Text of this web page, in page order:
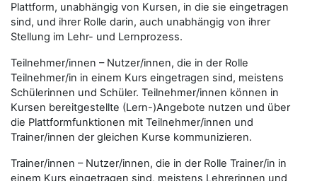
Plattform, unabhängig von Kursen, in die sie eingetragen
sind, und ihrer Rolle darin, auch unabhängig von ihrer
Stellung im Lehr- und Lernprozess.
Teilnehmer/innen – Nutzer/innen, die in der Rolle
Teilnehmer/in in einem Kurs eingetragen sind, meistens
Schülerinnen und Schüler. Teilnehmer/innen können in
Kursen bereitgestellte (Lern-)Angebote nutzen und über
die Plattformfunktionen mit Teilnehmer/innen und
Trainer/innen der gleichen Kurse kommunizieren.
Trainer/innen – Nutzer/innen, die in der Rolle Trainer/in in
einem Kurs eingetragen sind, meistens Lehrerinnen und